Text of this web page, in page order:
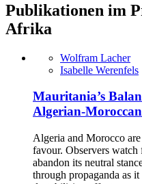
Publikationen im
Afrika
Wolfram Lacher
Isabelle Werenfels
Mauritania’s
Algerian-
Algeria and Morocco
favour. Observers
abandon its neutral
through propaganda as